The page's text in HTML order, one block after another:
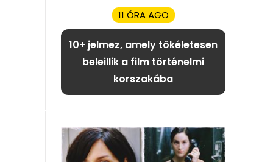
11 ÓRA AGO
10+ jelmez, amely tökéletesen
beleillik a film történelmi
korszakába